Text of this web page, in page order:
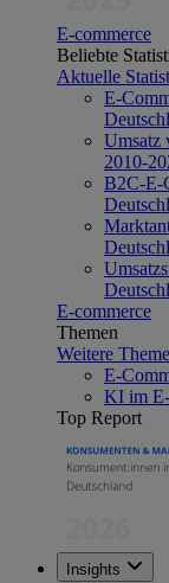
E-commerce
Beliebte
Aktuelle
E-
Umsatz
2010-
B2C-E-
E-commerce
Themen
Weitere
E-
KI im
Top Report
Insights